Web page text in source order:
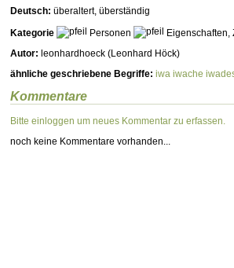
Deutsch: überaltert, überständig
Kategorie
Personen
Eigenschaften,
Autor: leonhardhoeck (Leonhard Höck)
ähnliche geschriebene Begriffe: iwa iwache
Kommentare
Bitte einloggen um neues Kommentar zu erfassen.
noch keine Kommentare vorhanden...